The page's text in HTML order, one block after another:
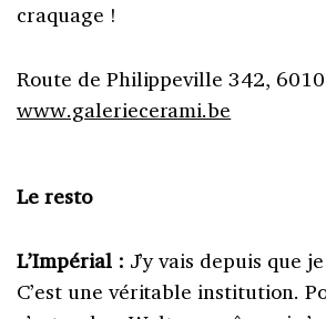
craquage !
Route de Philippeville 342,
www.galeriecerami.be
Le resto
L’Impérial : J’y vais depuis que
C’est une véritable institution.